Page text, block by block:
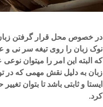
در خصوص محل قرار گرفتن زبان
نوک زبان را روی تیغه سر نی و
که البته این امر را میتوان
زبان به دلیل نقش مهمی که در
ایستا و ثابتی باشد تا بتوان
کرد.